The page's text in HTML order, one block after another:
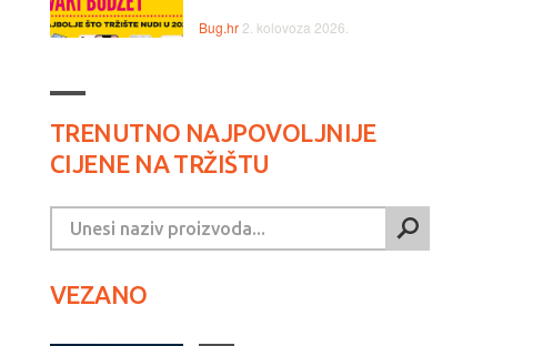
Bug.hr 2. kolovoza 2026.
TRENUTNO NAJPOVOLJNIJE
CIJENE NA TRŽIŠTU
VEZANO